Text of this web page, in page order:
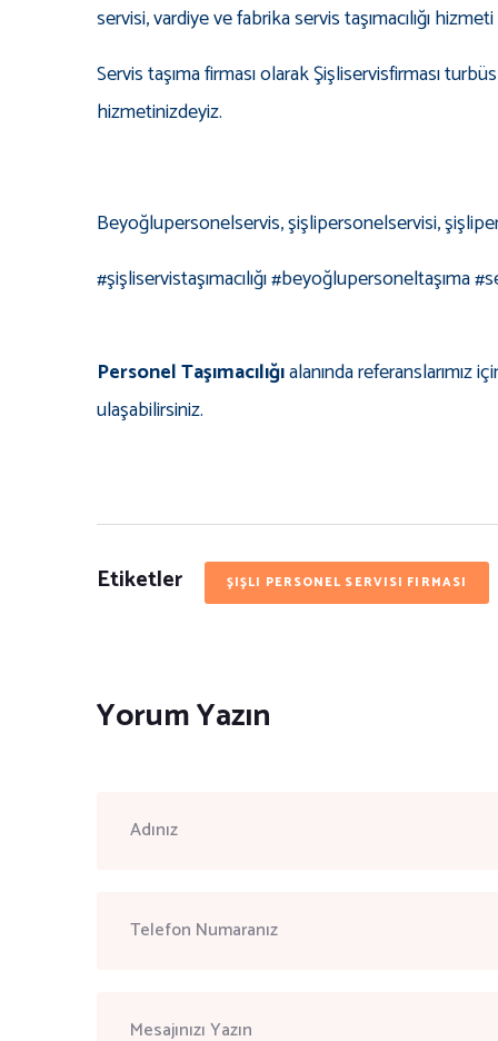
servisi, vardiye ve fabrika servis taşımacılığı
Servis taşıma firması olarak Şişliservisfirması
hizmetinizdeyiz.
Beyoğlupersonelservis, şişlipersonelservisi,
#şişliservistaşımacılığı #beyoğlupersoneltaşıma
Personel Taşımacılığıalanında
ulaşabilirsiniz.
Etiketler ŞIŞLI PERSONEL SERVISI FIRMASI
Yorum Yazın